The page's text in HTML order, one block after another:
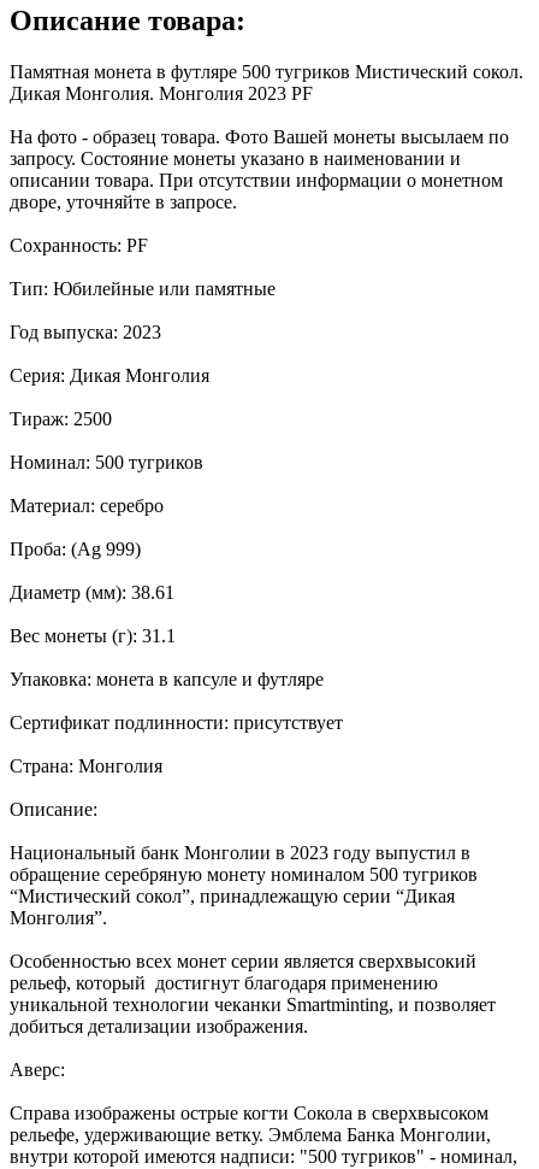
Описание товара:
Памятная монета в футляре 500 тугриков Мистический сокол.
Дикая Монголия. Монголия 2023 PF
На фото - образец товара. Фото Вашей монеты высылаем по
запросу. Состояние монеты указано в наименовании и
описании товара. При отсутствии информации о монетном
дворе, уточняйте в запросе.
Сохранность: PF
Тип: Юбилейные или памятные
Год выпуска: 2023
Серия: Дикая Монголия
Тираж: 2500
Номинал: 500 тугриков
Материал: серебро
Проба: (Ag 999)
Диаметр (мм): 38.61
Вес монеты (г): 31.1
Упаковка: монета в капсуле и футляре
Сертификат подлинности: присутствует
Страна: Монголия
Описание:
Национальный банк Монголии в 2023 году выпустил в
обращение серебряную монету номиналом 500 тугриков
“Мистический сокол”, принадлежащую серии “Дикая
Монголия”.
Особенностью всех монет серии является сверхвысокий
рельеф, который достигнут благодаря применению
уникальной технологии чеканки Smartminting, и позволяет
добиться детализации изображения.
Аверс:
Справа изображены острые когти Сокола в сверхвысоком
рельефе, удерживающие ветку. Эмблема Банка Монголии,
внутри которой имеются надписи: "500 тугриков" - номинал,